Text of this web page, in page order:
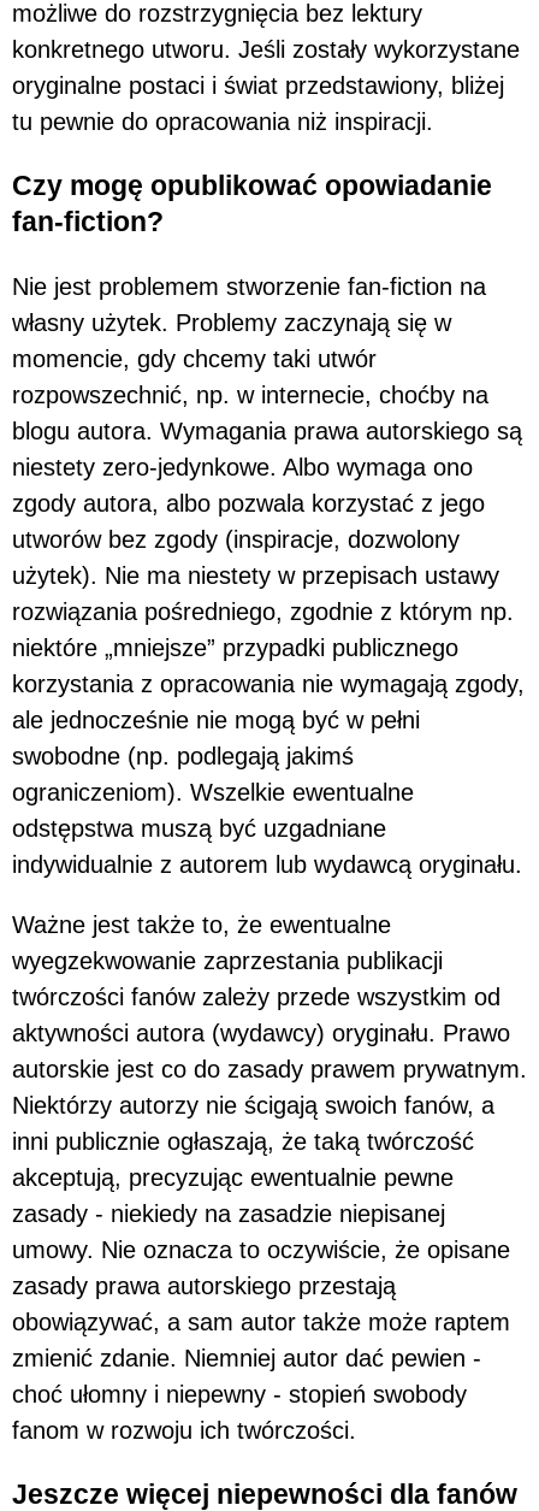
możliwe do rozstrzygnięcia bez lektury
konkretnego utworu. Jeśli zostały wykorzystane
oryginalne postaci i świat przedstawiony, bliżej
tu pewnie do opracowania niż inspiracji.
Czy mogę opublikować opowiadanie
fan-fiction?
Nie jest problemem stworzenie fan-fiction na
własny użytek. Problemy zaczynają się w
momencie, gdy chcemy taki utwór
rozpowszechnić, np. w internecie, choćby na
blogu autora. Wymagania prawa autorskiego są
niestety zero-jedynkowe. Albo wymaga ono
zgody autora, albo pozwala korzystać z jego
utworów bez zgody (inspiracje, dozwolony
użytek). Nie ma niestety w przepisach ustawy
rozwiązania pośredniego, zgodnie z którym np.
niektóre „mniejsze” przypadki publicznego
korzystania z opracowania nie wymagają zgody,
ale jednocześnie nie mogą być w pełni
swobodne (np. podlegają jakimś
ograniczeniom). Wszelkie ewentualne
odstępstwa muszą być uzgadniane
indywidualnie z autorem lub wydawcą oryginału.
Ważne jest także to, że ewentualne
wyegzekwowanie zaprzestania publikacji
twórczości fanów zależy przede wszystkim od
aktywności autora (wydawcy) oryginału. Prawo
autorskie jest co do zasady prawem prywatnym.
Niektórzy autorzy nie ścigają swoich fanów, a
inni publicznie ogłaszają, że taką twórczość
akceptują, precyzując ewentualnie pewne
zasady - niekiedy na zasadzie niepisanej
umowy. Nie oznacza to oczywiście, że opisane
zasady prawa autorskiego przestają
obowiązywać, a sam autor także może raptem
zmienić zdanie. Niemniej autor dać pewien -
choć ułomny i niepewny - stopień swobody
fanom w rozwoju ich twórczości.
Jeszcze więcej niepewności dla fanów